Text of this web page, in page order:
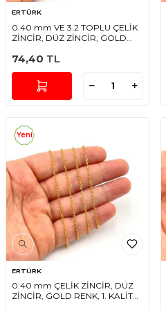
ERTÜRK
0.40 mm VE 3.2 TOPLU ÇELİK
ZİNCİR, DÜZ ZİNCİR, GOLD
(SF235-VE-TOPLU)
74,40 TL
Yeni
ERTÜRK
0.40 mm ÇELİK ZİNCİR, DÜZ
ZİNCİR, GOLD RENK, 1. KALİTE